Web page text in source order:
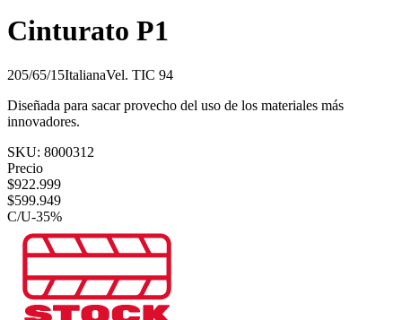
Cinturato P1
205/65/15ItalianaVel. TIC 94
Diseñada para sacar provecho del uso de los materiales más
innovadores.
SKU: 8000312
Precio
$922.999
$599.949
C/U-35%